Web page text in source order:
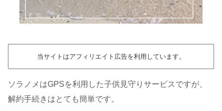
当サイトはアフィリエイト広告を利用しています。
ソラノメはGPSを利用した子供見守りサービスですが、
解約手続きはとても簡単です。